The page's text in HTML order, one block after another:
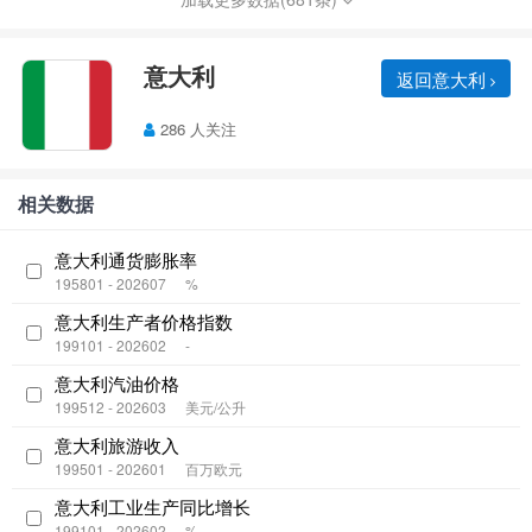
意大利 返回意大利
286 人关注
相关数据
意大利通货膨胀率
195801 - 202607 %
意大利生产者价格指数
199101 - 202602 -
意大利汽油价格
199512 - 202603 美元/公升
意大利旅游收入
199501 - 202601 百万欧元
意大利工业生产同比增长